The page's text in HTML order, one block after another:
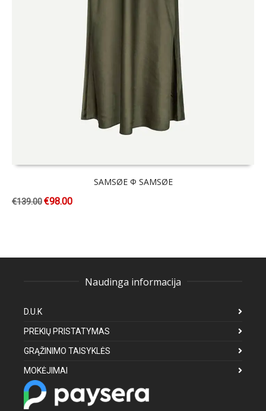
SAMSØE Φ SAMSØE
€139.00€98.00
Naudinga informacija
D.U.K
PREKIŲ PRISTATYMAS
GRĄŽINIMO TAISYKLĖS
MOKĖJIMAI